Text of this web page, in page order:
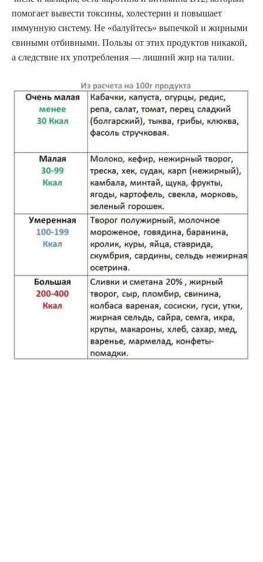
помогает вывести токсины, холестерин и повышает
иммунную систему. Не «балуйтесь» выпечкой и жирными
свиными отбивными. Пользы от этих продуктов никакой,
а следствие их употребления — лишний жир на талии.